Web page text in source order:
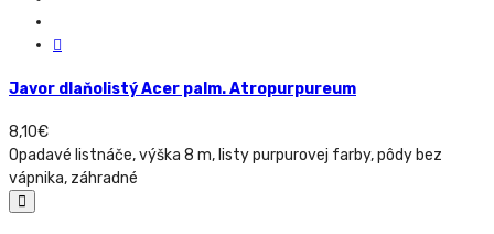
Javor dlaňolistý Acer palm. Atropurpureum
8,10€
Opadavé listnáče, výška 8 m, listy purpurovej farby, pôdy bez
vápnika, záhradné